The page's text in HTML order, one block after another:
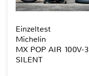
Einzeltest
Michelin
MX POP AIR 100V-3
SILENT